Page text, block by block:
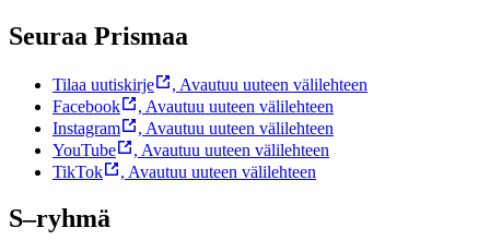
Seuraa Prismaa
Tilaa uutiskirje , Avautuu uuteen välilehteen
Facebook
, Avautuu uuteen välilehteen
Instagram
, Avautuu uuteen välilehteen
YouTube
, Avautuu uuteen välilehteen
TikTok
, Avautuu uuteen välilehteen
S–ryhmä